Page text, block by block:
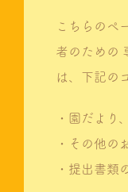
こちらのペ
者のための
は、下記の
・園だより
・その他の
・提出書類